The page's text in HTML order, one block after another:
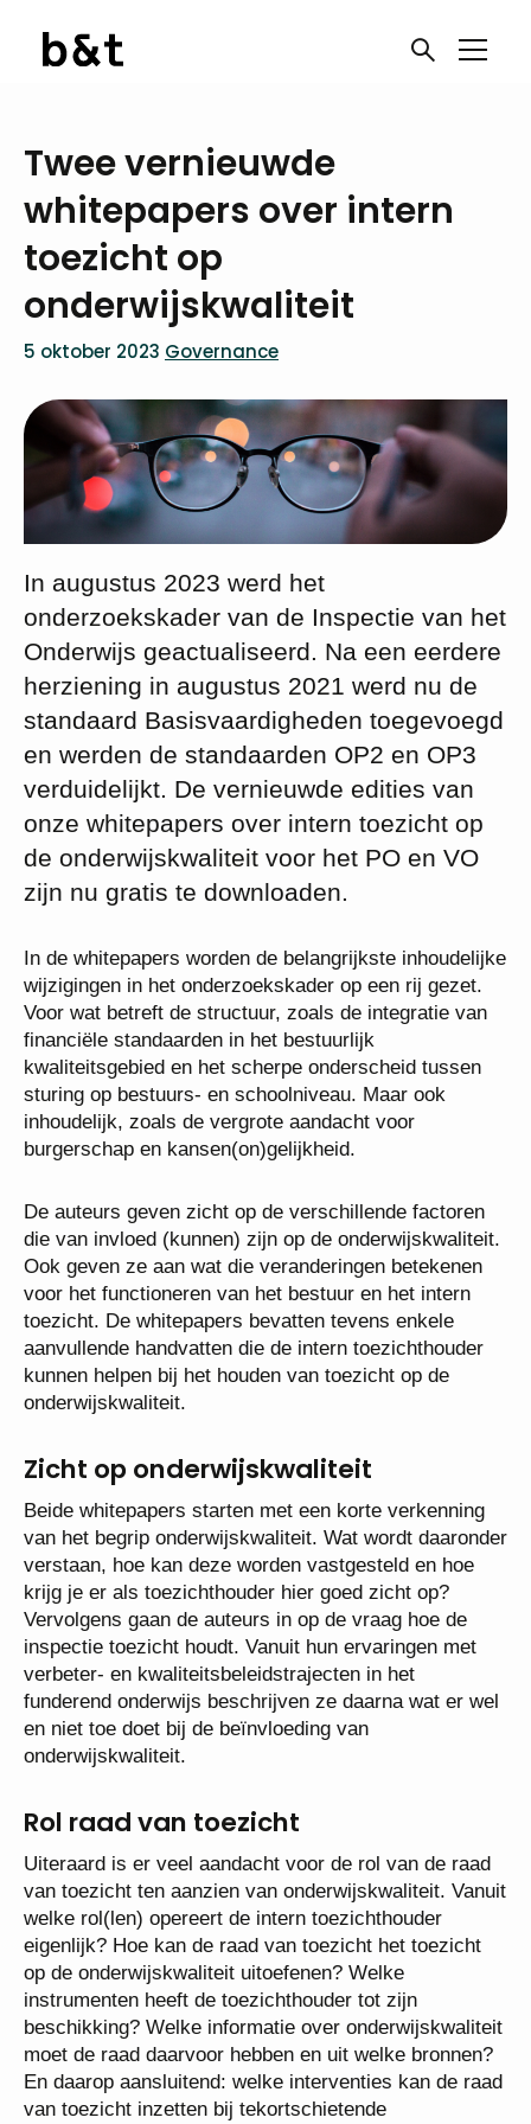
Twee vernieuwde
whitepapers over intern
toezicht op
onderwijskwaliteit
5 oktober 2023 Governance
In augustus 2023 werd het
onderzoekskader van de Inspectie van het
Onderwijs geactualiseerd. Na een eerdere
herziening in augustus 2021 werd nu de
standaard Basisvaardigheden toegevoegd
en werden de standaarden OP2 en OP3
verduidelijkt. De vernieuwde edities van
onze whitepapers over intern toezicht op
de onderwijskwaliteit voor het PO en VO
zijn nu gratis te downloaden.
In de whitepapers worden de belangrijkste inhoudelijke
wijzigingen in het onderzoekskader op een rij gezet.
Voor wat betreft de structuur, zoals de integratie van
financiële standaarden in het bestuurlijk
kwaliteitsgebied en het scherpe onderscheid tussen
sturing op bestuurs- en schoolniveau. Maar ook
inhoudelijk, zoals de vergrote aandacht voor
burgerschap en kansen(on)gelijkheid.
De auteurs geven zicht op de verschillende factoren
die van invloed (kunnen) zijn op de onderwijskwaliteit.
Ook geven ze aan wat die veranderingen betekenen
voor het functioneren van het bestuur en het intern
toezicht. De whitepapers bevatten tevens enkele
aanvullende handvatten die de intern toezichthouder
kunnen helpen bij het houden van toezicht op de
onderwijskwaliteit.
Zicht op onderwijskwaliteit
Beide whitepapers starten met een korte verkenning
van het begrip onderwijskwaliteit. Wat wordt daaronder
verstaan, hoe kan deze worden vastgesteld en hoe
krijg je er als toezichthouder hier goed zicht op?
Vervolgens gaan de auteurs in op de vraag hoe de
inspectie toezicht houdt. Vanuit hun ervaringen met
verbeter- en kwaliteitsbeleidstrajecten in het
funderend onderwijs beschrijven ze daarna wat er wel
en niet toe doet bij de beïnvloeding van
onderwijskwaliteit.
Rol raad van toezicht
Uiteraard is er veel aandacht voor de rol van de raad
van toezicht ten aanzien van onderwijskwaliteit. Vanuit
welke rol(len) opereert de intern toezichthouder
eigenlijk? Hoe kan de raad van toezicht het toezicht
op de onderwijskwaliteit uitoefenen? Welke
instrumenten heeft de toezichthouder tot zijn
beschikking? Welke informatie over onderwijskwaliteit
moet de raad daarvoor hebben en uit welke bronnen?
En daarop aansluitend: welke interventies kan de raad
van toezicht inzetten bij tekortschietende